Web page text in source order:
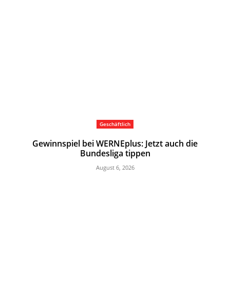
Geschäftlich
Gewinnspiel bei WERNEplus: Jetzt auch die
Bundesliga tippen
August 6, 2026